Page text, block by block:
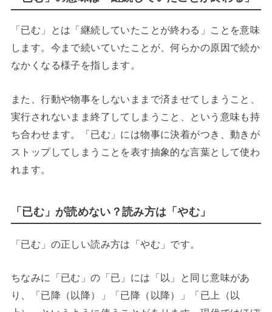
「已む」とは「継続していたことが終わる」ことを意味
します。今まで続いていたことが、何らかの原因で続か
なかくなる様子を指します。
また、行動や物事をしないままで済ませてしまうこと、
実行されないまま終了してしまうこと、という意味も持
ち合わせます。「已む」には物事に決着がつき、動きが
ストップしてしまうことを表す抽象的な言葉として使わ
れます。
「已む」が読めない？読み方は「やむ」
「已む」の正しい読み方は「やむ」です。
ちなみに「已む」の「已」には「以」と同じ意味があ
り、「已降（以降）」「已降（以降）」「已上（以